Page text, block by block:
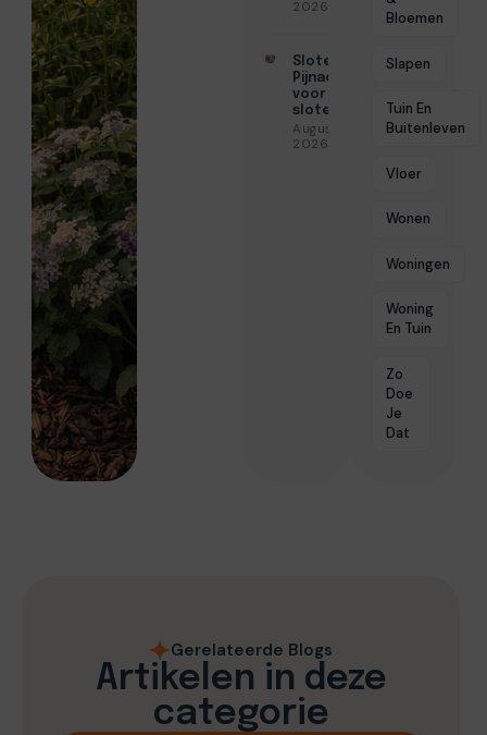
2026
Slotenmaker
Pijnacker
voor snelle
slotenservice
Augustus 3,
2026
Bloemen
Slapen
Tuin En
Buitenleven
Vloer
Wonen
Woningen
Woning
En Tuin
Zo
Doe
Je
Dat
Gerelateerde Blogs
Artikelen in deze
categorie